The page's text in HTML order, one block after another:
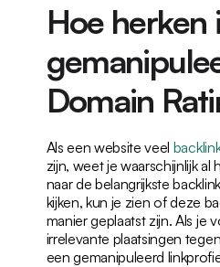
Hoe herken
Domain
Als een website veel
zijn, weet je waarschijnlijk al
naar de belangrijkste
kijken, kun je zien of deze
manier geplaatst zijn. Als je
irrelevante plaatsingen
een gemanipuleerd